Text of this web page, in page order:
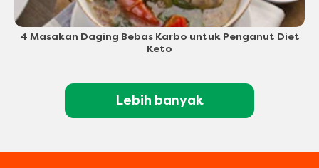
4 Masakan Daging Bebas Karbo untuk Penganut Diet
Keto
Lebih banyak